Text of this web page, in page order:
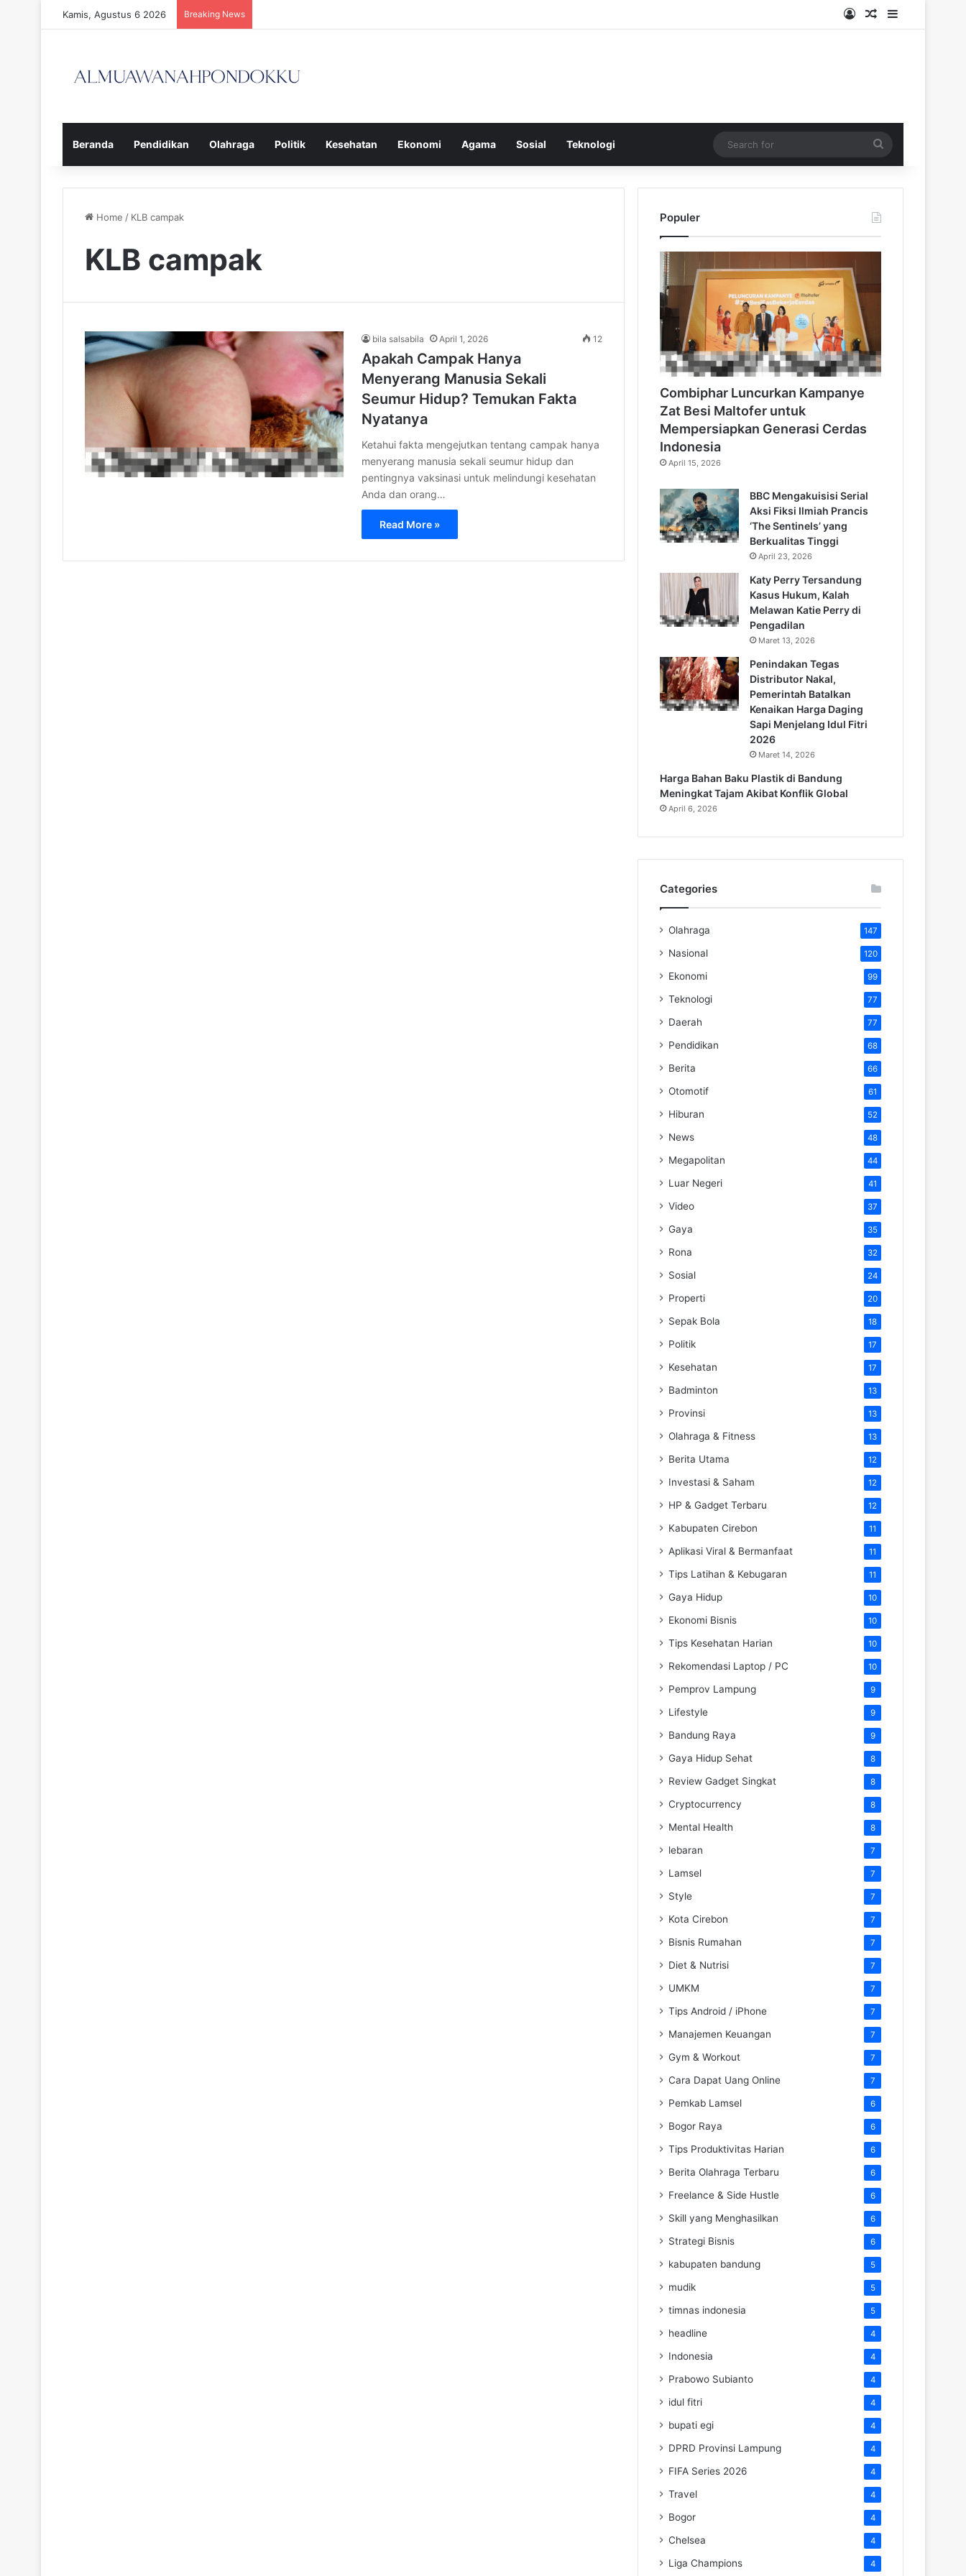
Kamis, Agustus 6 2026 Breaking News Log InRandom Article
Sidebar
Beranda Pendidikan Olahraga Politik Kesehatan Ekonomi Agama Sosial Teknologi
for
Home / KLB campak
KLB campak
bila salsabila April 1, 2026 12
Apakah Campak Hanya
Menyerang Manusia Sekali
Seumur Hidup? Temukan Fakta
Nyatanya
Ketahui fakta mengejutkan tentang campak hanya
menyerang manusia sekali seumur hidup dan
pentingnya vaksinasi untuk melindungi kesehatan
Anda dan orang…
Read More »
Populer
Combiphar Luncurkan Kampanye
Zat Besi Maltofer untuk
Mempersiapkan Generasi Cerdas
Indonesia
April 15, 2026
BBC Mengakuisisi Serial
Aksi Fiksi Ilmiah Prancis
‘The Sentinels’ yang
Berkualitas Tinggi
April 23, 2026
Katy Perry Tersandung
Kasus Hukum, Kalah
Melawan Katie Perry di
Pengadilan
Maret 13, 2026
Penindakan Tegas
Distributor Nakal,
Pemerintah Batalkan
Kenaikan Harga Daging
Sapi Menjelang Idul Fitri
2026
Maret 14, 2026
Harga Bahan Baku Plastik di Bandung
Meningkat Tajam Akibat Konflik Global
April 6, 2026
Categories
Olahraga 147
Nasional 120
Ekonomi 99
Teknologi 77
Daerah 77
Pendidikan 68
Berita 66
Otomotif 61
Hiburan 52
News 48
Megapolitan 44
Luar Negeri 41
Video 37
Gaya 35
Rona 32
Sosial 24
Properti 20
Sepak Bola 18
Politik 17
Kesehatan 17
Badminton 13
Provinsi 13
Olahraga & Fitness 13
Berita Utama 12
Investasi & Saham 12
HP & Gadget Terbaru 12
Kabupaten Cirebon 11
Aplikasi Viral & Bermanfaat 11
Tips Latihan & Kebugaran 11
Gaya Hidup 10
Ekonomi Bisnis 10
Tips Kesehatan Harian 10
Rekomendasi Laptop / PC 10
Pemprov Lampung 9
Lifestyle 9
Bandung Raya 9
Gaya Hidup Sehat 8
Review Gadget Singkat 8
Cryptocurrency 8
Mental Health 8
lebaran 7
Lamsel 7
Style 7
Kota Cirebon 7
Bisnis Rumahan 7
Diet & Nutrisi 7
UMKM 7
Tips Android / iPhone 7
Manajemen Keuangan 7
Gym & Workout 7
Cara Dapat Uang Online 7
Pemkab Lamsel 6
Bogor Raya 6
Tips Produktivitas Harian 6
Berita Olahraga Terbaru 6
Freelance & Side Hustle 6
Skill yang Menghasilkan 6
Strategi Bisnis 6
kabupaten bandung 5
mudik 5
timnas indonesia 5
headline 4
Indonesia 4
Prabowo Subianto 4
idul fitri 4
bupati egi 4
DPRD Provinsi Lampung 4
FIFA Series 2026 4
Travel 4
Bogor 4
Chelsea 4
Liga Champions 4